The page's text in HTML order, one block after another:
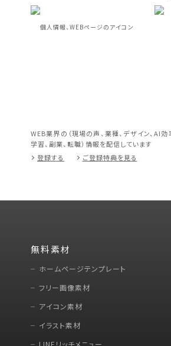
個人情報、WEBページのアイコン
WEB業界の（現場の声、業種、デザイン、AI効
学習、副業、転職）情報を配信しています
登録する
ご登録特典を見る
無料素材
ホームページテンプレート
フリー画像素材
アイコン素材
イラスト素材
LINEリッチメニュー